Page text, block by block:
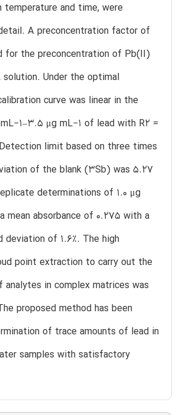
temperature and time, were
A preconcentration factor of
for the preconcentration of Pb(II)
solution. Under the optimal
curve was linear in the
μg mL−1 of lead with R2 =
limit based on three times
of the blank (3Sb) was 5.27
determinations of 1.0 μg
mean absorbance of 0.275 with a
deviation of 1.6%. The high
point extraction to carry out the
in complex matrices was
proposed method has been
of trace amounts of lead in
samples with satisfactory